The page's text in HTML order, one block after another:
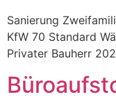
Sanierung
KfW 70 Standard
Privater Bauherr